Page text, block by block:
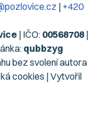
| +420
| IČO: 00568708|
qubbzyg
bez svolení autora
cookies | Vytvořil